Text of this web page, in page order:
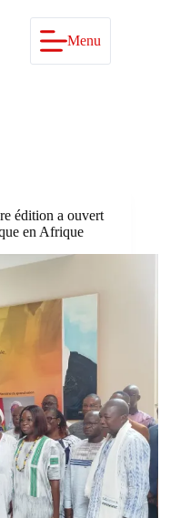
Menu
édition a ouvert
en Afrique